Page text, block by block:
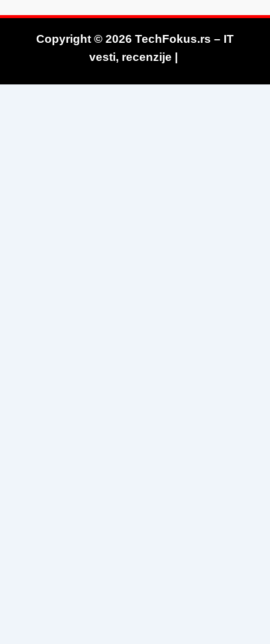
Copyright © 2026 TechFokus.rs – IT
vesti, recenzije |